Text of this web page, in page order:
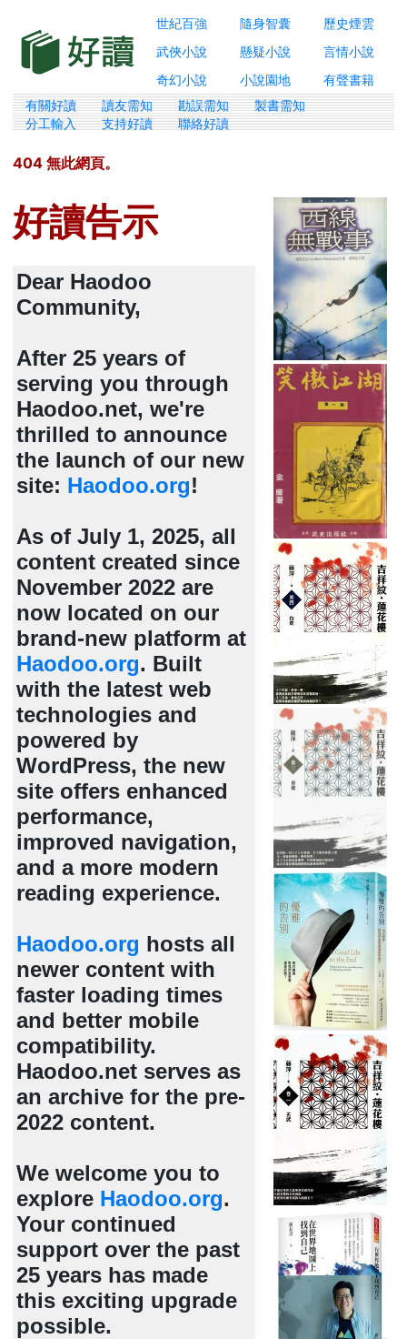
世紀百強 隨身智囊
歷史煙雲
武俠小說
懸疑小說
言情小說
奇幻小說
小說園地 有聲書籍
有關好讀 讀友需知 勘誤需知
製書需知
分工輸入
支持好讀 聯絡好讀
404 無此網頁。
好讀告示
Dear Haodoo
Community,
After 25 years of
serving you through
Haodoo.net, we're
thrilled to announce
the launch of our new
site: Haodoo.org!
As of July 1, 2025, all
content created since
November 2022 are
now located on our
brand-new platform at
Haodoo.org. Built
with the latest web
technologies and
powered by
WordPress, the new
site offers enhanced
performance,
improved navigation,
and a more modern
reading experience.
Haodoo.org hosts all
newer content with
faster loading times
and better mobile
compatibility.
Haodoo.net serves as
an archive for the pre-
2022 content.
We welcome you to
explore Haodoo.org.
Your continued
support over the past
25 years has made
this exciting upgrade
possible.